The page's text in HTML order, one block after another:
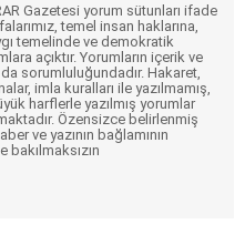
Gazetesi yorum sütunları ifade
temel insan haklarına,
temelinde ve demokratik
açıktır. Yorumların içerik ve
sorumluluğundadır. Hakaret,
imla kuralları ile yazılmamış,
harflerle yazılmış yorumlar
Özensizce belirlenmiş
ve yazının bağlamının
bakılmaksızın